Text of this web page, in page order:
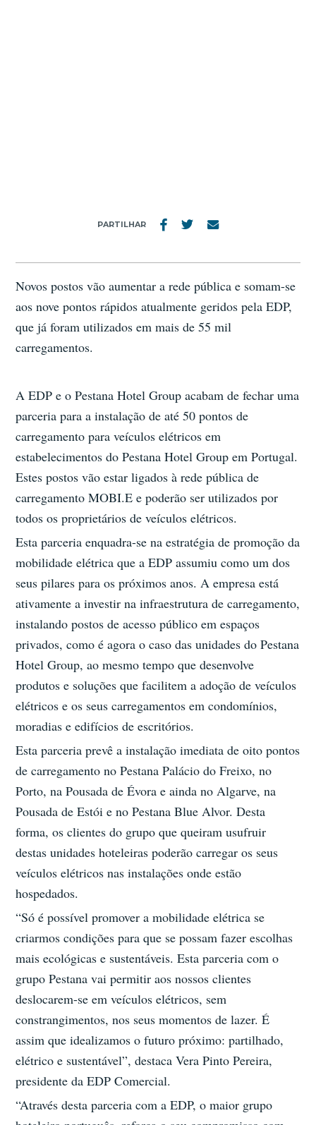
PARTILHAR
Novos postos vão aumentar a rede pública e somam-se
aos nove pontos rápidos atualmente geridos pela EDP,
que já foram utilizados em mais de 55 mil
carregamentos.
A EDP e o Pestana Hotel Group acabam de fechar uma
parceria para a instalação de até 50 pontos de
carregamento para veículos elétricos em
estabelecimentos do Pestana Hotel Group em Portugal.
Estes postos vão estar ligados à rede pública de
carregamento MOBI.E e poderão ser utilizados por
todos os proprietários de veículos elétricos.
Esta parceria enquadra-se na estratégia de promoção da
mobilidade elétrica que a EDP assumiu como um dos
seus pilares para os próximos anos. A empresa está
ativamente a investir na infraestrutura de carregamento,
instalando postos de acesso público em espaços
privados, como é agora o caso das unidades do Pestana
Hotel Group, ao mesmo tempo que desenvolve
produtos e soluções que facilitem a adoção de veículos
elétricos e os seus carregamentos em condomínios,
moradias e edifícios de escritórios.
Esta parceria prevê a instalação imediata de oito pontos
de carregamento no Pestana Palácio do Freixo, no
Porto, na Pousada de Évora e ainda no Algarve, na
Pousada de Estói e no Pestana Blue Alvor. Desta
forma, os clientes do grupo que queiram usufruir
destas unidades hoteleiras poderão carregar os seus
veículos elétricos nas instalações onde estão
hospedados.
“Só é possível promover a mobilidade elétrica se
criarmos condições para que se possam fazer escolhas
mais ecológicas e sustentáveis. Esta parceria com o
grupo Pestana vai permitir aos nossos clientes
deslocarem-se em veículos elétricos, sem
constrangimentos, nos seus momentos de lazer. É
assim que idealizamos o futuro próximo: partilhado,
elétrico e sustentável”, destaca Vera Pinto Pereira,
presidente da EDP Comercial.
“Através desta parceria com a EDP, o maior grupo